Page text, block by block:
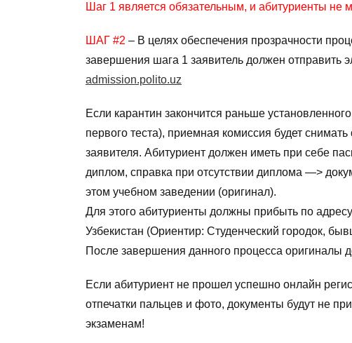
Шаг 1 является обязательным, и абитуриенты не
ШАГ #2 – В целях обеспечения прозрачности
завершения шага 1 заявитель должен отправить
admission.polito.uz
Если карантин закончится раньше
первого теста), приемная комиссия будет
заявителя. Абитуриент должен иметь при себе
диплом, справка при отсутствии диплома —>
этом учебном заведении (оригинал).
Для этого абитуриенты должны прибыть по
Узбекистан (Ориентир: Студенческий городок,
После завершения данного процесса оригиналы
Если абитуриент не прошел успешнo онлайн
отпечатки пальцев и фото, документы будут не
экзаменам!